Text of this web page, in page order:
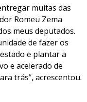
muitas das
Romeu Zema
meus deputados.
de fazer os
e plantar a
e acelerado de
trás”, acrescentou.